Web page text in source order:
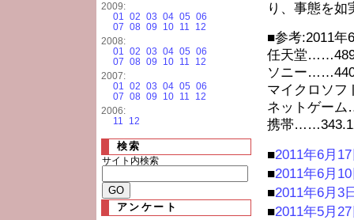
り、事態を如
■参考:2011年
任天堂
ソニー
マイクロソ
ネットゲー
携帯
■2011年6月
■2011年6月
■2011年6月3
■2011年5月
2009:
01 02 03 04 05 06
07 08 09 10 11
12
2008:
01 02 03 04 05 06
07 08 09 10 11
12
2007:
01 02 03 04 05 06
07 08 09 10 11
12
2006:
11
12
検索
サイト内検索
アンケート